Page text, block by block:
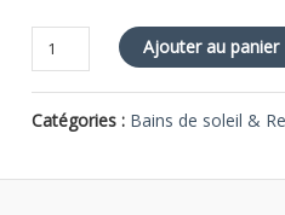
quantité
de
TIROL
bain
soleil
Ajouter au panier
Catégories : Bains de soleil &